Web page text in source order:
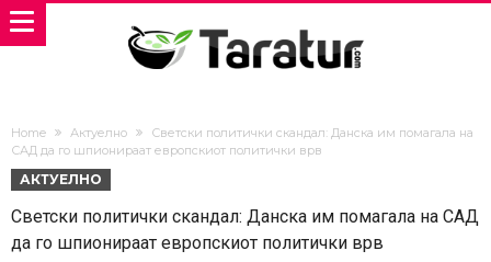
Home Актуелно
Светски политички скандал: Данска им помагала на
САД да го шпионираат европскиот политички врв
АКТУЕЛНО
Светски политички скандал: Данска им помагала на САД
да го шпионираат европскиот политички врв